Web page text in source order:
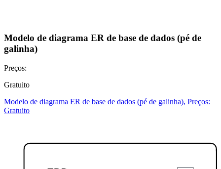
Modelo de diagrama ER de base de dados (pé de
galinha)
Preços:
Gratuito
Modelo de diagrama ER de base de dados (pé de galinha), Preços:
Gratuito